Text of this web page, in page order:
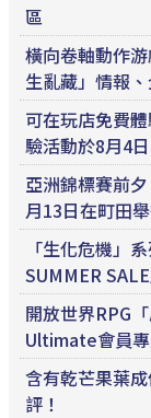
區
橫向卷軸動作
生亂藏」情報
可在玩店免費
驗活動於8月4
亞洲錦標賽前
月13日在町田
「生化危機」
SUMMER
開放世界RPG
Ultimate會員專
含有乾芒果葉
評！